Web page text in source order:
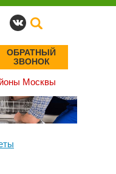
Москвы
ОБРАТНЫЙ
ЗВОНОК